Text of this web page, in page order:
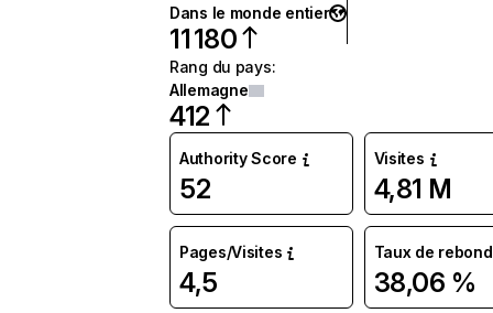
Dans le monde entier
11 180
Rang du pays:
Allemagne
412
Authority Score
52
Visites
4,81 M
Pages/Visites
4,5
Taux de rebond
38,06 %